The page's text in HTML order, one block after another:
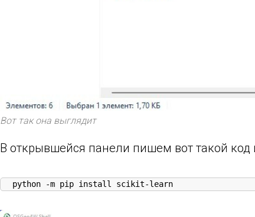
Вот так она выглядит
В открывшейся панели пишем вот такой
python -m pip install scikit-learn